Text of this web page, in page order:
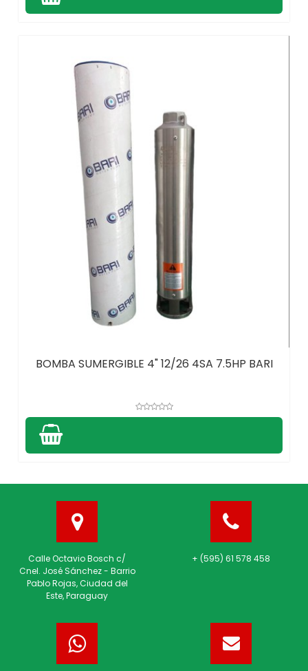
BOMBA SUMERGIBLE 4" 12/26 4SA 7.5HP BARI
Calle Octavio Bosch c/
Cnel. José Sánchez - Barrio
Pablo Rojas, Ciudad del
Este, Paraguay
+ (595) 61 578 458